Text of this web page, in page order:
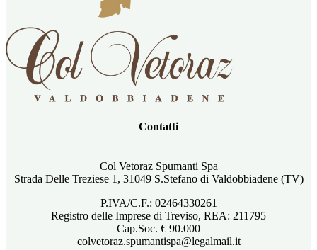
Contatti
Col Vetoraz Spumanti Spa
Strada Delle Treziese 1, 31049 S.Stefano di Valdobbiadene (TV)
P.IVA/C.F.: 02464330261
Registro delle Imprese di Treviso, REA: 211795
Cap.Soc. € 90.000
colvetoraz.spumantispa@legalmail.it